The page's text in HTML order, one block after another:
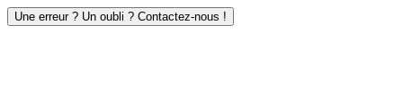
Une erreur ? Un oubli ? Contactez-nous !